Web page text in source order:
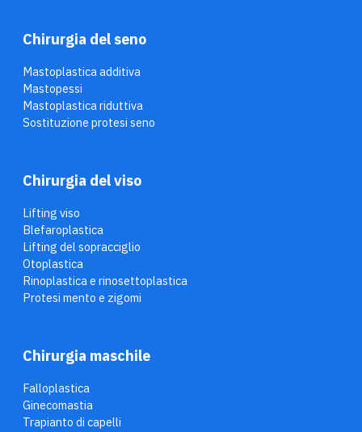
Chirurgia del seno
Mastoplastica additiva
Mastopessi
Mastoplastica riduttiva
Sostituzione protesi seno
Chirurgia del viso
Lifting viso
Blefaroplastica
Lifting del sopracciglio
Otoplastica
Rinoplastica e rinosettoplastica
Protesi mento e zigomi
Chirurgia maschile
Falloplastica
Ginecomastia
Trapianto di capelli